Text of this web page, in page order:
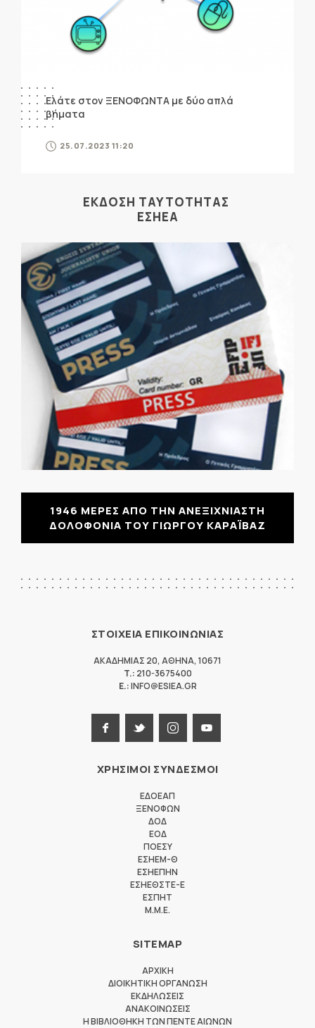
Ελάτε στον ΞΕΝΟΦΩΝΤΑ με δύο απλά
βήματα
25.07.2023 11:20
ΕΚΔΟΣΗ ΤΑΥΤΟΤΗΤΑΣ
ΕΣΗΕΑ
1946 ΜΕΡΕΣ ΑΠΟ ΤΗΝ ΑΝΕΞΙΧΝΙΑΣΤΗ
ΔΟΛΟΦΟΝΙΑ ΤΟΥ ΓΙΩΡΓΟΥ ΚΑΡΑΪΒΑΖ
ΣΤΟΙΧΕΙΑ ΕΠΙΚΟΙΝΩΝΙΑΣ
ΑΚΑΔΗΜΙΑΣ 20, ΑΘΗΝΑ, 10671
T.: 210-3675400
E.:INFO@ESIEA.GR
ΧΡΗΣΙΜΟΙ ΣΥΝΔΕΣΜΟΙ
ΕΔΟΕΑΠ
ΞΕΝΟΦΩΝ
ΔΟΔ
ΕΟΔ
ΠΟΕΣΥ
ΕΣΗΕΜ-Θ
ΕΣΗΕΠΗΝ
ΕΣΗΕΘΣΤΕ-Ε
ΕΣΠΗΤ
M.M.E.
SITEMAP
ΑΡΧΙΚΗ
ΔΙΟΙΚΗΤΙΚΗ ΟΡΓΑΝΩΣΗ
ΕΚΔΗΛΩΣΕΙΣ
ΑΝΑΚΟΙΝΩΣΕΙΣ
Η ΒΙΒΛΙΟΘΗΚΗ ΤΩΝ ΠΕΝΤΕ ΑΙΩΝΩΝ